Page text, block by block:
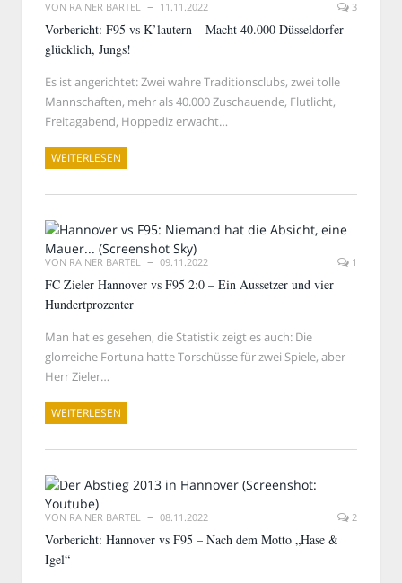
VON RAINER BARTEL 11.11.2022 3
Vorbericht: F95 vs K’lautern – Macht 40.000 Düsseldorfer
glücklich, Jungs!
Es ist angerichtet: Zwei wahre Traditionsclubs, zwei tolle
Mannschaften, mehr als 40.000 Zuschauende, Flutlicht,
Freitagabend, Hoppediz erwacht…
WEITERLESEN
VON RAINER BARTEL 09.11.2022 1
FC Zieler Hannover vs F95 2:0 – Ein Aussetzer und vier
Hundertprozenter
Man hat es gesehen, die Statistik zeigt es auch: Die
glorreiche Fortuna hatte Torschüsse für zwei Spiele, aber
Herr Zieler…
WEITERLESEN
VON RAINER BARTEL 08.11.2022 2
Vorbericht: Hannover vs F95 – Nach dem Motto „Hase &
Igel“